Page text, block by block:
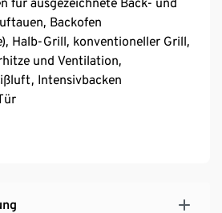
Backofen
Halb-Grill, konventioneller Grill,
und Ventilation,
Intensivbacken
Bedienung über das Touch-